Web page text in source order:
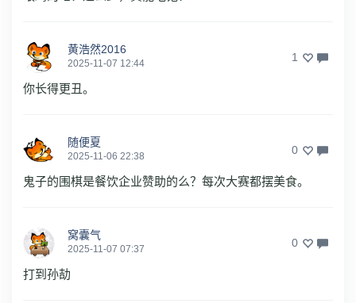
黄浩然2016
2025-11-07 12:44 1
你长得更丑。
随便夏
2025-11-06 22:38 0
鬼子的围棋是餐饮企业赞助的么？每次大赛都摆美食。
窝囊气
2025-11-07 07:37 0
打到孙劼